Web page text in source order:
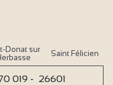
Donat sur
Saint Félicien
019 - 26601